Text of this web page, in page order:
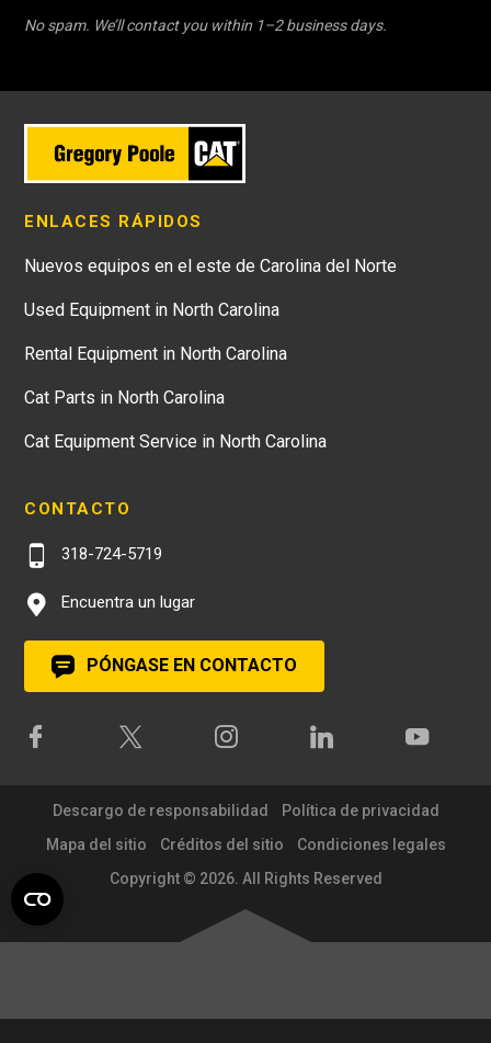
No spam. We’ll contact you within 1–2 business days.
ENLACES RÁPIDOS
Nuevos equipos en el este de Carolina del Norte
Used Equipment in North Carolina
Rental Equipment in North Carolina
Cat Parts in North Carolina
Cat Equipment Service in North Carolina
CONTACTO
318-724-5719
Encuentra un lugar
PÓNGASE EN CONTACTO
Descargo de responsabilidad
Política de privacidad
Mapa del sitio
Créditos del sitio
Condiciones legales
Copyright © 2026. All Rights Reserved